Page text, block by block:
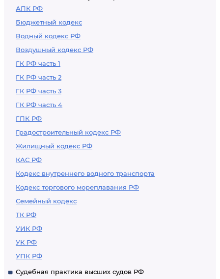
АПК РФ
Бюджетный кодекс
Водный кодекс РФ
Воздушный кодекс РФ
ГК РФ часть 1
ГК РФ часть 2
ГК РФ часть 3
ГК РФ часть 4
ГПК РФ
Градостроительный кодекс РФ
Жилищный кодекс РФ
КАС РФ
Кодекс внутреннего водного транспорта
Кодекс торгового мореплавания РФ
Семейный кодекс
ТК РФ
УИК РФ
УК РФ
УПК РФ
Судебная практика высших судов РФ